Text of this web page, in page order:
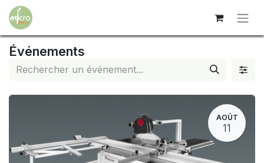
Événements
AOÛT
11